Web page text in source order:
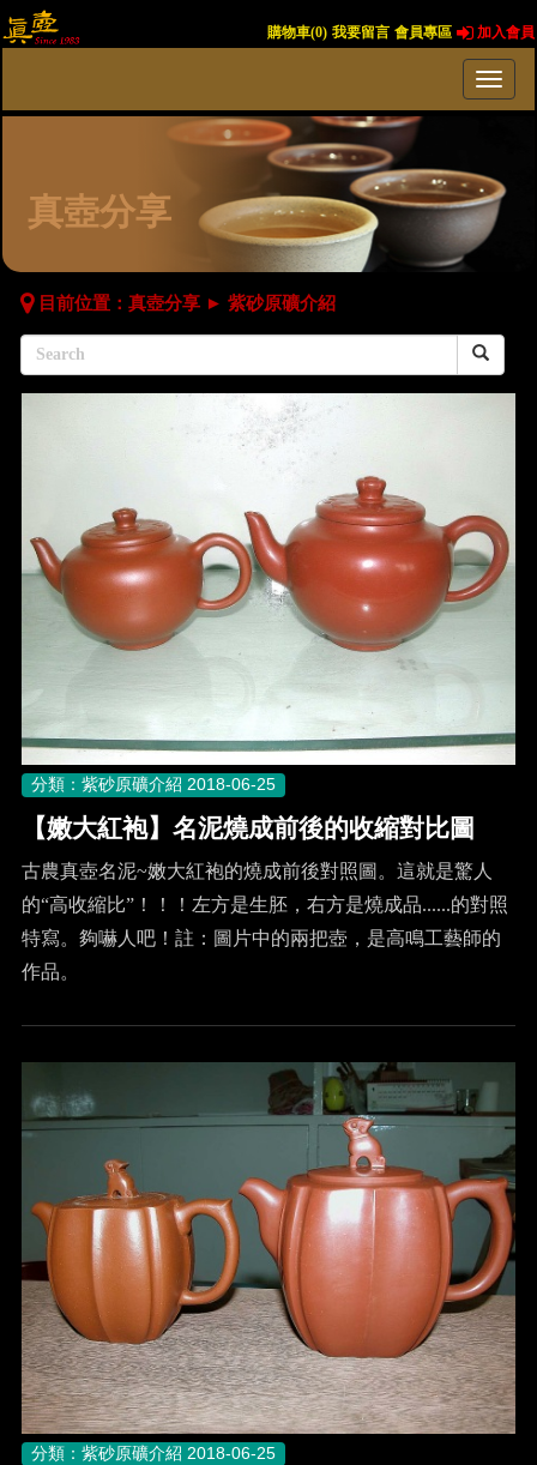
購物車(0) 我要留言 會員專區 加入會員
真壺分享
目前位置：真壺分享 ►紫砂原礦介紹
分類：紫砂原礦介紹 2018-06-25
【嫩大紅袍】名泥燒成前後的收縮對比圖
古農真壺名泥~嫩大紅袍的燒成前後對照圖。這就是驚人
的“高收縮比”！！！左方是生胚，右方是燒成品......的對照
特寫。夠嚇人吧！註：圖片中的兩把壺，是高鳴工藝師的
作品。
分類：紫砂原礦介紹 2018-06-25